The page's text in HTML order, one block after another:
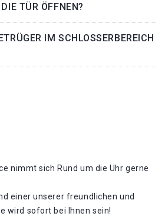
TÜR ÖFFNEN?
IM SCHLOSSERBEREICH
nimmt sich Rund um die Uhr gerne
einer unserer freundlichen und
wird sofort bei Ihnen sein!